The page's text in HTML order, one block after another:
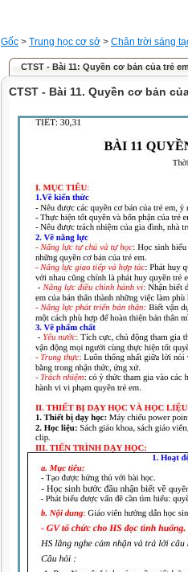
Gốc > Trung học cơ sở > Chân trời sáng
CTST - Bài 11: Quyền cơ bản của trẻ
CTST - Bài 11. Quyền cơ bản